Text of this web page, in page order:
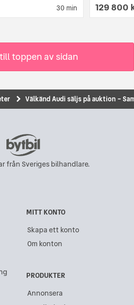
30 min 129 800
toppen av sidan
Välkänd Audi säljs på auktion –
från Sveriges bilhandlare.
MITT KONTO
Skapa ett konto
Om konton
PRODUKTER
Annonsera